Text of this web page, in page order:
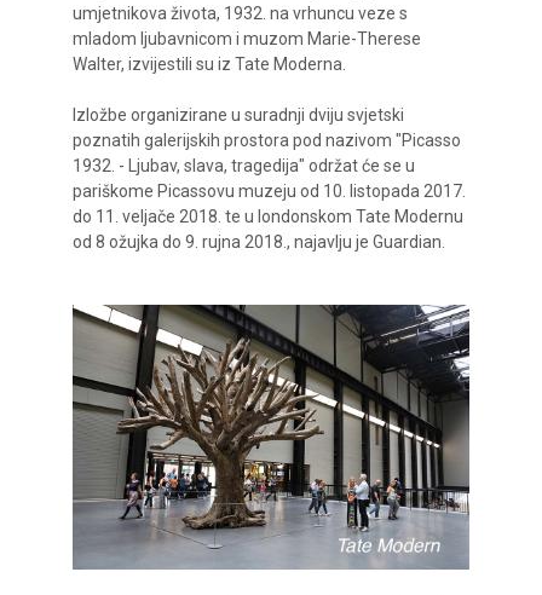
umjetnikova života, 1932. na vrhuncu veze s
mladom ljubavnicom i muzom Marie-Therese
Walter, izvijestili su iz Tate Moderna.
Izložbe organizirane u suradnji dviju svjetski
poznatih galerijskih prostora pod nazivom "Picasso
1932. - Ljubav, slava, tragedija" održat će se u
pariškome Picassovu muzeju od 10. listopada 2017.
do 11. veljače 2018. te u londonskom Tate Modernu
od 8 ožujka do 9. rujna 2018., najavlju je Guardian.